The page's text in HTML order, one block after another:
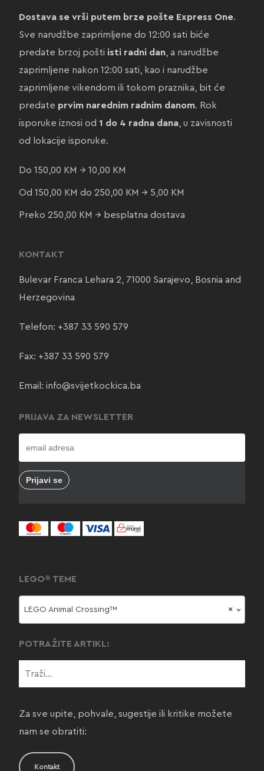
Dostava se vrši putem brze pošte Express One.
Sve narudžbe zaprimljene do 12:00 sati biće
predate brzoj pošti isti radni dan, a narudžbe
zaprimljene nakon 12:00 sati, kao i narudžbe
zaprimljene vikendom ili tokom praznika, bit će
predate prvim narednim radnim danom. Rok
isporuke iznosi od 1 do 4 radna dana, u zavisnosti
od lokacije isporuke.
Do 150,00 KM → 10,00 KM
Od 150,00 KM do 250,00 KM → 5,00 KM
Preko 250,00 KM → besplatna dostava
KONTAKT
Bulevar Franca Lehara 2, 71000 Sarajevo, Bosnia and
Herzegovina
Telefon: +387 33 590 579
Fax: +387 33 590 579
Email: info@svijetkockica.ba
PRIJAVA ZA NEWSLETTER
LEGO® TEME
×
LEGO Animal Crossing™
POTRAŽITE ARTIKL:
Za sve upite, pohvale, sugestije ili kritike možete
nam se obratiti:
Kontakt